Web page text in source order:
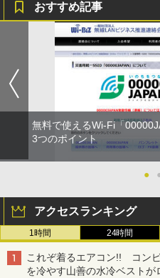
おすすめ記事
無料で使えるWi-Fi「
3つのポイント
●
アクセスランキング
1時間 24時間
これぞ着るエアコン!! コン
を冷やす山善の水冷ベストが